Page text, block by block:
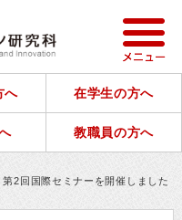
へ 在学生の方へ
教職員の方へ
2回国際セミナーを開催しました